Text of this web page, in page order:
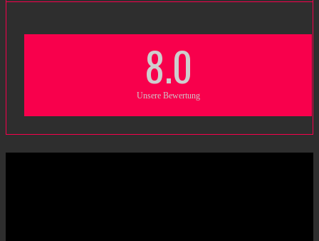
8.0
Unsere Bewertung